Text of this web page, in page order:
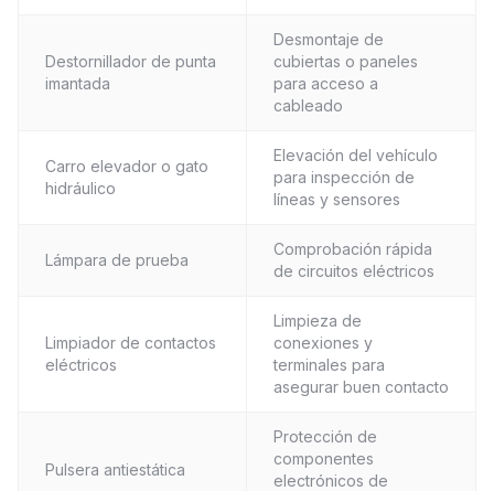
Destornillador de punta
imantada
Desmontaje de
cubiertas o paneles
para acceso a
cableado
Carro elevador o gato
hidráulico
Elevación del vehículo
para inspección de
líneas y sensores
Lámpara de prueba
Comprobación rápida
de circuitos eléctricos
Limpiador de contactos
eléctricos
Limpieza de
conexiones y
terminales para
asegurar buen contacto
Pulsera antiestática
Protección de
componentes
electrónicos de